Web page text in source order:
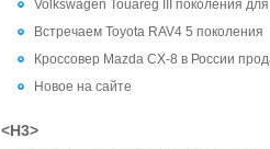
Volkswagen Touareg III поколения
Встречаем Toyota RAV4 5 поколения
Кроссовер Mazda CX-8 в России
Новое на сайте
<H3>